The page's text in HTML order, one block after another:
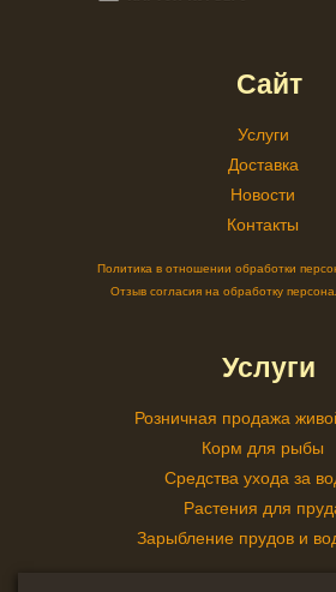
Сайт
Услуги
Доставка
Новости
Контакты
Политика в отношении обработки
Отзыв согласия на обработку
Услуги
Розничная продажа
Корм для рыбы
Средства ухода за
Растения для
Зарыбление прудов и